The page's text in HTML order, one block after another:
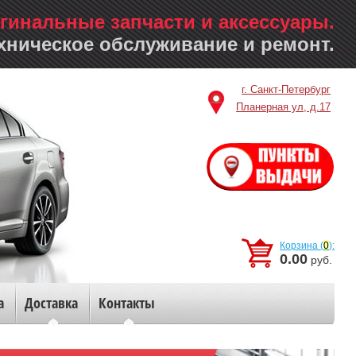
г. Санкт-Петербург
Планерная ул, д.17
Доставка Контакты
Корзина (0):
0.00 руб.
запчасти и аксессуары.
обслуживание и ремонт.